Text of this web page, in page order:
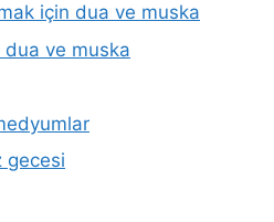
için dua ve muska
dua ve muska
gecesi